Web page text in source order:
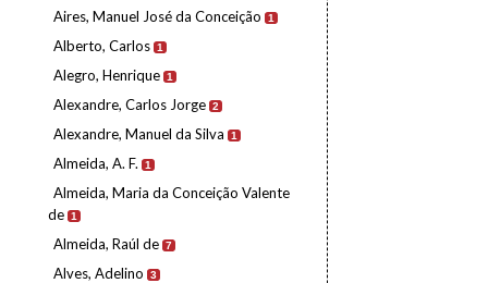
Aires, Manuel José da Conceição 1
Alberto, Carlos 1
Alegro, Henrique 1
Alexandre, Carlos Jorge 2
Alexandre, Manuel da Silva 1
Almeida, A. F. 1
Almeida, Maria da Conceição Valente
de 1
Almeida, Raúl de 7
Alves, Adelino 3